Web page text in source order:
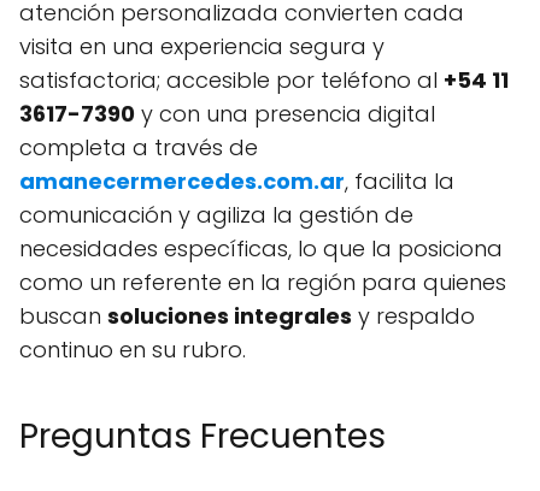
atención personalizada convierten cada
visita en una experiencia segura y
satisfactoria; accesible por teléfono al +54 11
3617-7390 y con una presencia digital
completa a través de
amanecermercedes.com.ar, facilita la
comunicación y agiliza la gestión de
necesidades específicas, lo que la posiciona
como un referente en la región para quienes
buscan soluciones integrales y respaldo
continuo en su rubro.
Preguntas Frecuentes